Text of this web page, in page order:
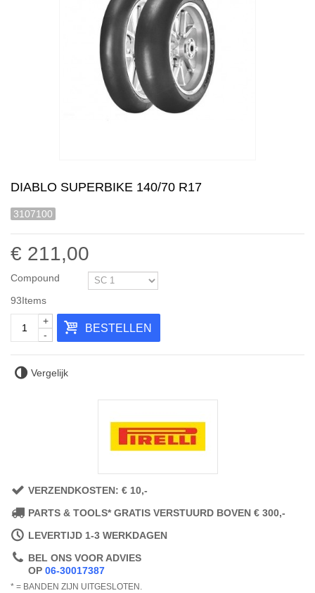
DIABLO SUPERBIKE 140/70 R17
3107100
€ 211,00
Compound
93Items
-
+
BESTELLEN
Vergelijk
VERZENDKOSTEN: € 10,-
PARTS & TOOLS* GRATIS VERSTUURD BOVEN € 300,-
LEVERTIJD 1-3 WERKDAGEN
BEL ONS VOOR ADVIES
OP 06-30017387
* = BANDEN ZIJN UITGESLOTEN.